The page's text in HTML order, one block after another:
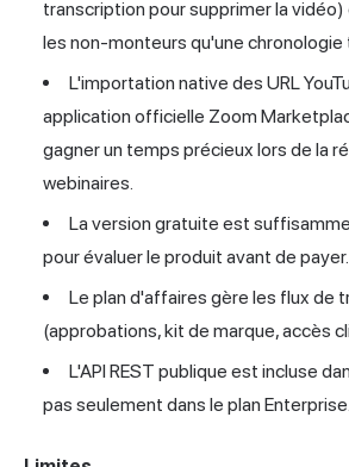
transcription pour supprimer la
les non-monteurs qu'une chronologie
L'importation native des URL
application officielle Zoom
gagner un temps précieux lors de la
webinaires.
La version gratuite est
pour évaluer le produit avant de payer.
Le plan d'affaires gère les flux de
(approbations, kit de marque, accès
L'API REST publique est incluse
pas seulement dans le plan Enterprise.